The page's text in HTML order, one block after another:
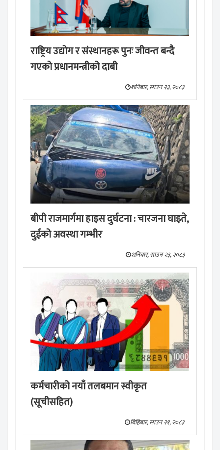
राष्ट्रिय उद्योग र संस्थानहरू पुनः जीवन्त बन्दै
गएको प्रधानमन्त्रीको दाबी
शनिबार, साउन २३, २०८३
बीपी राजमार्गमा हाइस दुर्घटना : चारजना घाइते,
दुईको अवस्था गम्भीर
शनिबार, साउन २३, २०८३
कर्मचारीको नयाँ तलबमान स्वीकृत
(सूचीसहित)
बिहिबार, साउन २१, २०८३